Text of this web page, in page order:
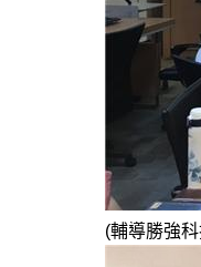
(輔導勝強